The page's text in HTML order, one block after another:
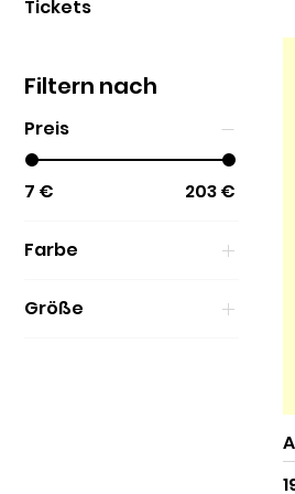
Tickets
Filtern nach
Preis
7 € 203 €
Farbe
Größe